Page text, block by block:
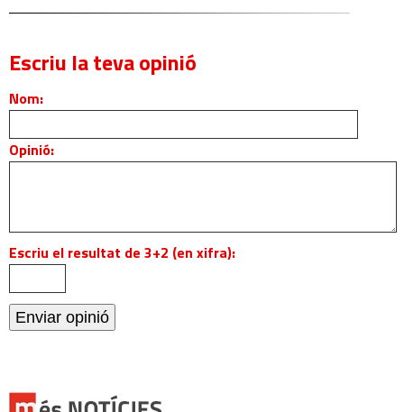
Escriu la teva opinió
Nom:
Opinió:
Escriu el resultat de 3+2 (en xifra):